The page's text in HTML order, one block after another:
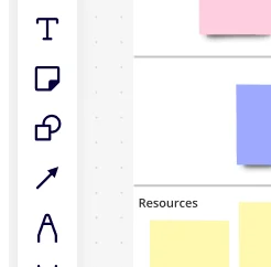
Preise